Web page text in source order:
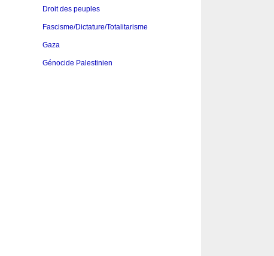
Droit des peuples
Fascisme/Dictature/Totalitarisme
Gaza
Génocide Palestinien